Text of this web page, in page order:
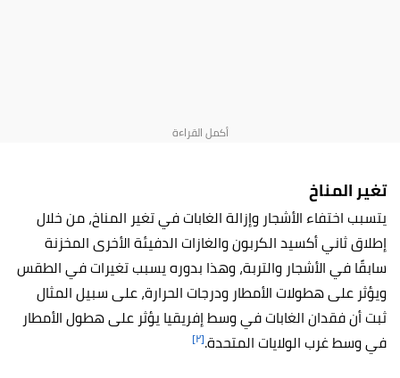
تغير المناخ
يتسبب اختفاء الأشجار وإزالة الغابات فيتغير المناخ، من خلال
إطلاق ثاني أكسيد الكربون والغازات الدفيئة الأخرى المخزنة
سابقًا في الأشجار والتربة،وهذا بدوره يسبب تغيرات في الطقس
ويؤثر على هطولات الأمطار ودرجات الحرارة، على سبيل المثال
ثبت أن فقدان الغابات في وسط إفريقيا يؤثر على هطول الأمطار
في وسط غرب الولايات المتحدة.[٢]